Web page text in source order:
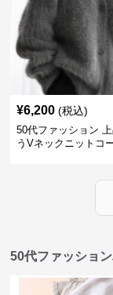
¥6,200 (税込)
50代ファッション
うVネックニットコ
50代ファッショ